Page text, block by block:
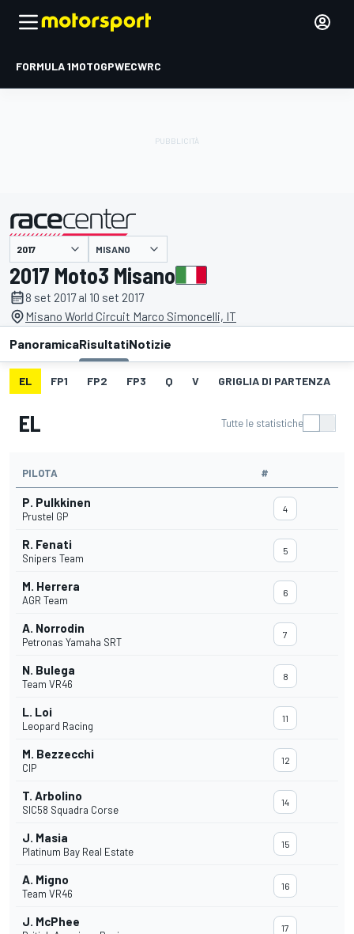
FORMULA 1MOTOGPWECWRC
presentato da MISANO
2017 Moto3 Misano
8 set 2017 al 10 set 2017
Misano World Circuit Marco Simoncelli, IT
PanoramicaRisultatiNotizie
EL FP1 FP2 FP3 Q V GRIGLIA DI PARTENZA
EL Tutte le statistiche
PILOTA #
P. Pulkkinen
Prustel GP
4
R. Fenati
Snipers Team
5
M. Herrera
AGR Team
6
A. Norrodin
Petronas Yamaha SRT
7
N. Bulega
Team VR46
8
L. Loi
Leopard Racing
11
M. Bezzecchi
CIP
12
T. Arbolino
SIC58 Squadra Corse
14
J. Masia
Platinum Bay Real Estate
15
A. Migno
Team VR46
16
J. McPhee 17